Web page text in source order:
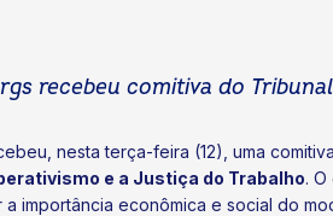
recebeu comitiva do
nesta terça-feira (12), uma
e a Justiça do Trabalho.
a importância econômica e social do